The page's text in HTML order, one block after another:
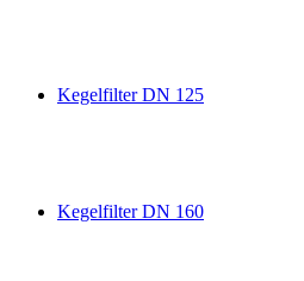
Kegelfilter DN 125
Kegelfilter DN 160